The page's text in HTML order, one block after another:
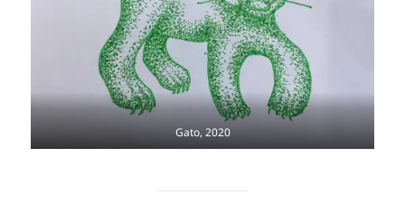
Gato, 2020